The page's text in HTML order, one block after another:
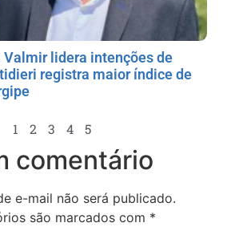
Valmir lidera intenções de
registra maior índice de
1 2 3 4 5
comentário
e-mail não será publicado.
são marcados com *